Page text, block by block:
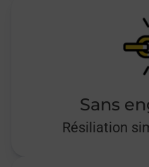
Sans
Résiliation